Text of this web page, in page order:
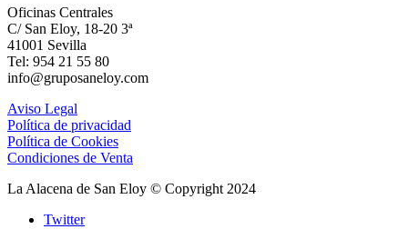
Oficinas Centrales
C/ San Eloy, 18-20 3ª
41001 Sevilla
Tel: 954 21 55 80
info@gruposaneloy.com
Aviso Legal
Política de privacidad
Política de Cookies
Condiciones de Venta
La Alacena de San Eloy © Copyright 2024
Twitter